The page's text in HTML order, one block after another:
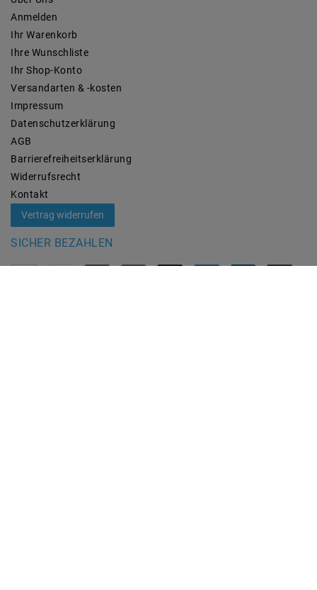
Anmelden
Ihr Warenkorb
Ihre Wunschliste
Ihr Shop-Konto
Versandarten & -kosten
Impressum
Daten­schutz­erklärung
AGB
Barrierefreiheitserklärung
Widerrufs­recht
Kontakt
Vertrag widerrufen
SICHER BEZAHLEN